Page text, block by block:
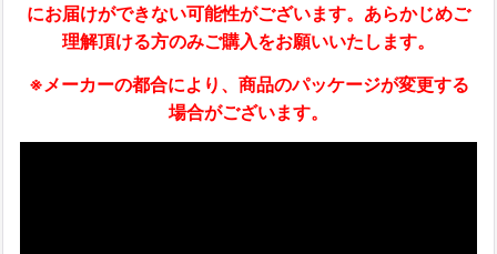
にお届けができない可能性がございます。あらかじめご
理解頂ける方のみご購入をお願いいたします。
※メーカーの都合により、商品のパッケージが変更する
場合がございます。